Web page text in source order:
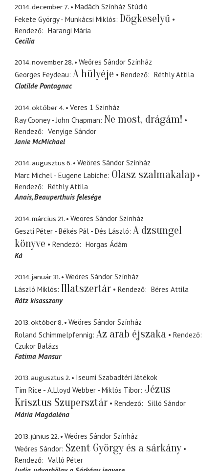
2014. december 7.
Madách Színház Stúdió
Fekete György - Munkácsi Miklós Dögkeselyű
Rendező
Harangi Mária
Cecília
2014. november 28.
Weöres Sándor Színház
Georges Feydeau A hülyéje Rendező
Réthly Attila
Clotilde Pontagnac
2014. október 4.
Veres 1 Színház
Ray Cooney - John Chapman Ne most, drágám!
Rendező
Venyige Sándor
Janie McMichael
2014. augusztus 6.
Weöres Sándor Színház
Marc Michel - Eugene Labiche Olasz szalmakalap
Rendező
Réthly Attila
Anais Beauperthuis felesége
2014. március 21.
Weöres Sándor Színház
Geszti Péter - Békés Pál - Dés László A dzsungel
könyve
Rendező
Horgas Ádám
Ká
2014. január 31.
Weöres Sándor Színház
László Miklós Illatszertár Rendező
Béres Attila
Rátz kisasszony
2013. október 8.
Weöres Sándor Színház
Roland Schimmelpfennig Az arab éjszaka
Rendező
Czukor Balázs
Fatima Mansur
2013. augusztus 2.
Iseumi Szabadtéri Játékok
Tim Rice - A.Lloyd Webber - Miklós Tibor Jézus
Krisztus Szupersztár
Rendező
Silló Sándor
Mária Magdaléna
2013. június 22.
Weöres Sándor Színház
Weöres Sándor Szent György és a sárkány
Rendező
Valló Péter